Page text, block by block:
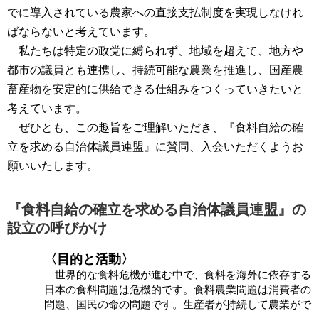
でに導入されている農家への直接支払制度を実現しなけれ
ばならないと考えています。
私たちは特定の政党に縛られず、地域を超えて、地方や
都市の議員とも連携し、持続可能な農業を推進し、国産農
畜産物を安定的に供給できる仕組みをつくっていきたいと
考えています。
ぜひとも、この趣旨をご理解いただき、『食料自給の確
立を求める自治体議員連盟』に賛同、入会いただくようお
願いいたします。
『食料自給の確立を求める自治体議員連盟』の
設立の呼びかけ
〈目的と活動〉
世界的な食料危機が進む中で、食料を海外に依存する
日本の食料問題は危機的です。食料農業問題は消費者の
問題、国民の命の問題です。生産者が持続して農業がで